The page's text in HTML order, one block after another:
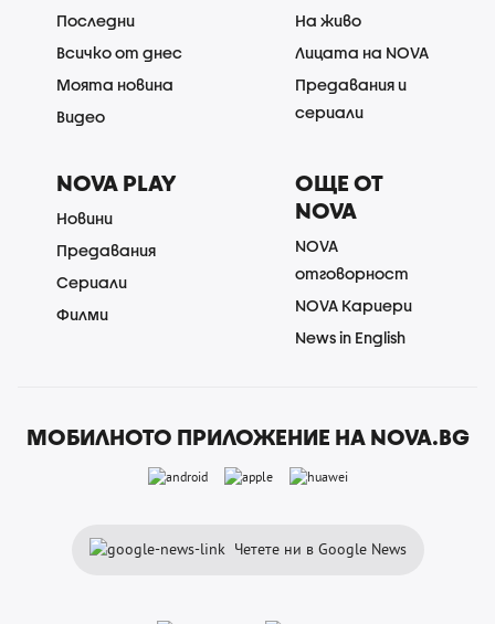
Последни
Всичко от днес
Моята новина
Видео
На живо
Лицата на NOVA
Предавания и
сериали
NOVA PLAY
Новини
Предавания
Сериали
Филми
ОЩЕ ОТ
NOVA
NOVA
отговорност
NOVA Кариери
News in English
МОБИЛНОТО ПРИЛОЖЕНИЕ НА NOVA.BG
Четете ни в Google News